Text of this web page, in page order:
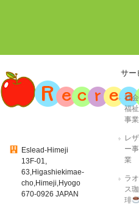
Eslead-Himeji
13F-01,
63,Higashiekimae-
cho,Himeji,Hyogo
670-0926 JAPAN
サー
社会
福祉
事業
レザ
ー事
業
ラオ
ス珈
琲